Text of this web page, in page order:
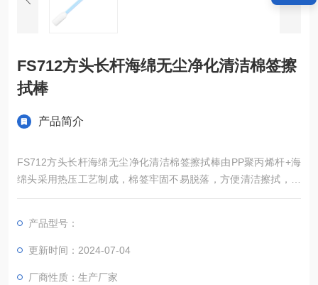
FS712方头长杆海绵无尘净化清洁棉签擦
拭棒
产品简介
FS712方头长杆海绵无尘净化清洁棉签擦拭棒由PP聚丙烯杆+海
绵头采用热压工艺制成，棉签牢固不易脱落，方便清洁擦拭，低
非挥发性残留物,低尘粒和离子含量,用于硬盘工业、光学仪器、镜
产品型号：
更新时间：2024-07-04
厂商性质：生产厂家